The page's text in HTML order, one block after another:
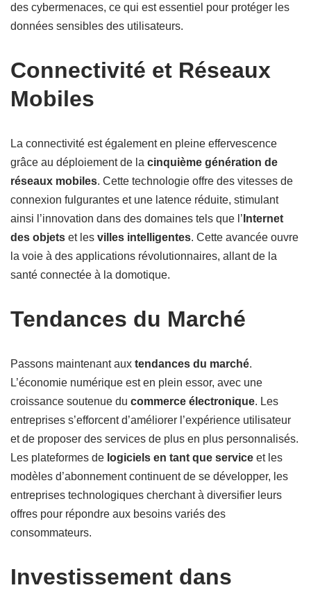
des cybermenaces, ce qui est essentiel pour protéger les
données sensibles des utilisateurs.
Connectivité et Réseaux
Mobiles
La connectivité est également en pleine effervescence
grâce au déploiement de la cinquième génération de
réseaux mobiles. Cette technologie offre des vitesses de
connexion fulgurantes et une latence réduite, stimulant
ainsi l’innovation dans des domaines tels que l’ Internet
des objets et les villes intelligentes. Cette avancée ouvre
la voie à des applications révolutionnaires, allant de la
santé connectée à la domotique.
Tendances du Marché
Passons maintenant aux tendances du marché.
L’économie numérique est en plein essor, avec une
croissance soutenue du commerce électronique. Les
entreprises s’efforcent d’améliorer l’expérience utilisateur
et de proposer des services de plus en plus personnalisés.
Les plateformes de logiciels en tant que service et les
modèles d’abonnement continuent de se développer, les
entreprises technologiques cherchant à diversifier leurs
offres pour répondre aux besoins variés des
consommateurs.
Investissement dans